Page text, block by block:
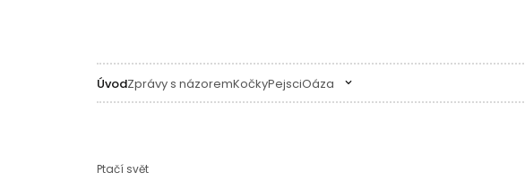
ÚvodZprávy s názoremKočkyPejsciOáza
Ptačí svět